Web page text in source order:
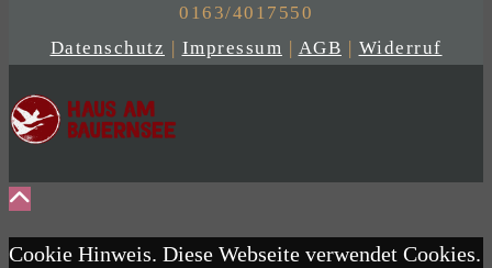
0163/4017550
Datenschutz | Impressum | AGB | Widerruf
Cookie Hinweis. Diese Webseite verwendet Cookies.